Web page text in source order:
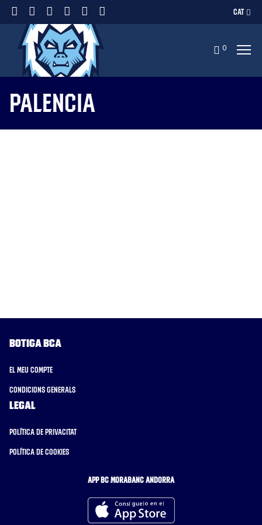
CAT
0
Palencia
Botiga BCA
El meu compte
Condicions generals
Legal
Política de privacitat
Política de cookies
APP BC MORABANC ANDORRA